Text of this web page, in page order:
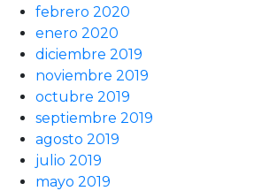
febrero 2020
enero 2020
diciembre 2019
noviembre 2019
octubre 2019
septiembre 2019
agosto 2019
julio 2019
mayo 2019